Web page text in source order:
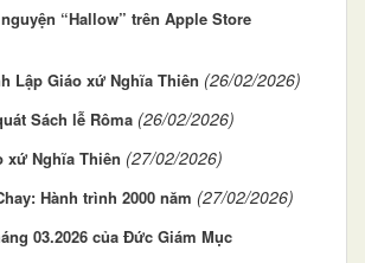
“Hallow” trên Apple Store
Lập Giáo xứ Nghĩa Thiên (26/02/2026)
Sách lễ Rôma (26/02/2026)
xứ Nghĩa Thiên (27/02/2026)
Hành trình 2000 năm (27/02/2026)
03.2026 của Đức Giám Mục